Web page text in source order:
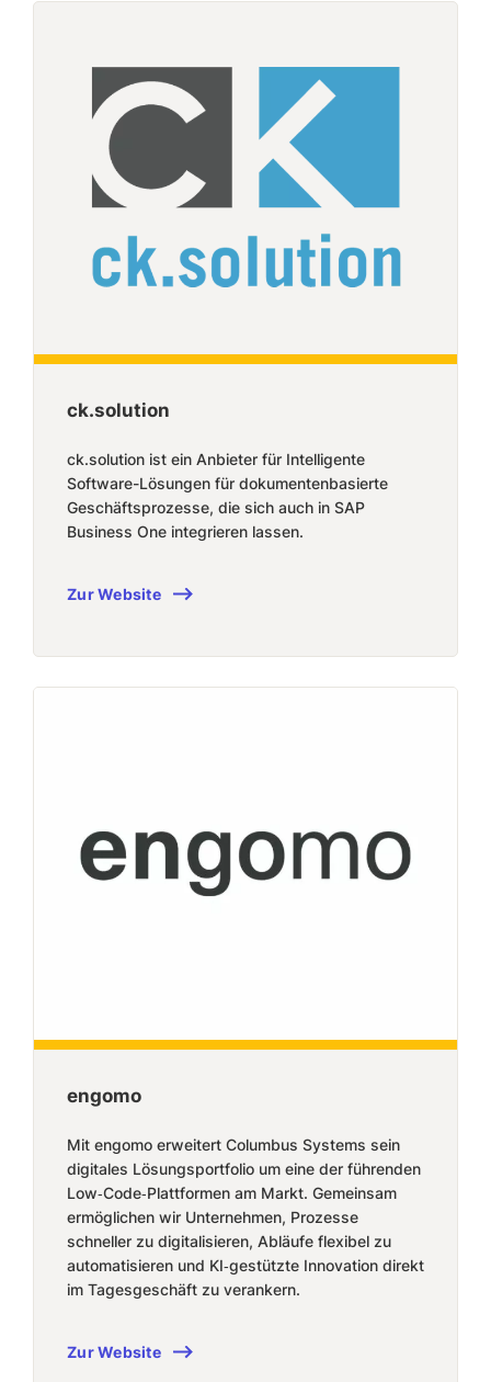
ck.solution
ck.solution ist ein Anbieter für Intelligente
Software-Lösungen für dokumentenbasierte
Geschäftsprozesse, die sich auch in SAP
Business One integrieren lassen.
Zur Website
engomo
Mit engomo erweitert Columbus Systems sein
digitales Lösungsportfolio um eine der führenden
Low‑Code‑Plattformen am Markt. Gemeinsam
ermöglichen wir Unternehmen, Prozesse
schneller zu digitalisieren, Abläufe flexibel zu
automatisieren und KI‑gestützte Innovation direkt
im Tagesgeschäft zu verankern.
Zur Website